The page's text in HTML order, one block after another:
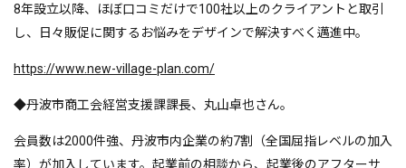
8年設立以降、ほぼ口コミだけで100社以上のクライアントと取引
し、日々販促に関するお悩みをデザインで解決すべく邁進中。
https://www.new-village-plan.com/
◆丹波市商工会経営支援課課長、丸山卓也さん。
会員数は2000件強、丹波市内企業の約7割（全国屈指レベルの加入
率）が加入しています。起業前の相談から、起業後のアフターサ